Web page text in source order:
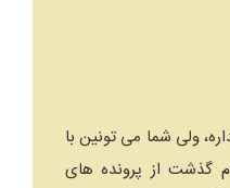
ولی شما می تونین با
گذشت از پرونده های